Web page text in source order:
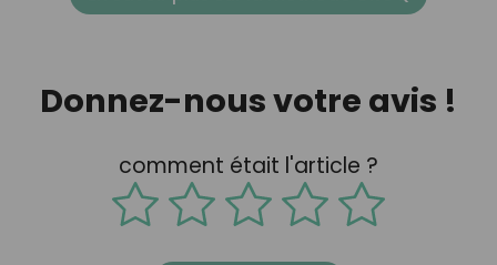
Donnez-nous votre avis !
comment était l'article ?